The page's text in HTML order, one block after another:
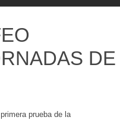
DE
prueba de la